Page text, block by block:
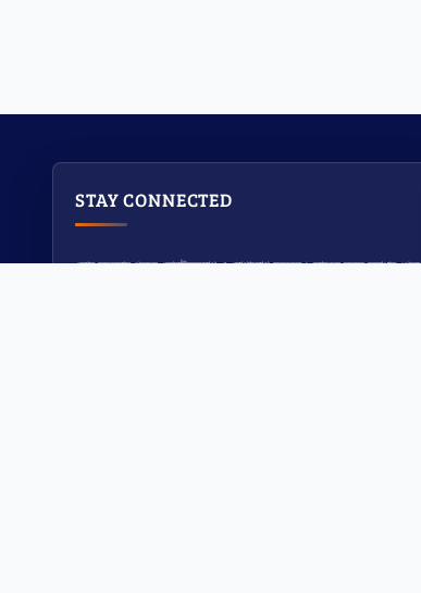
STAY CONNECTED
কোন সমস্যায় পড়লে হোয়াটসঅ্যাপ এ যোগাযোগ করবেন। তাহলে দ্রুত সমাধান পেয়ে